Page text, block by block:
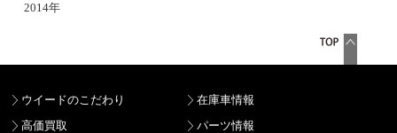
2014年
ウイードのこだわり
在庫車情報
高価買取
パーツ情報